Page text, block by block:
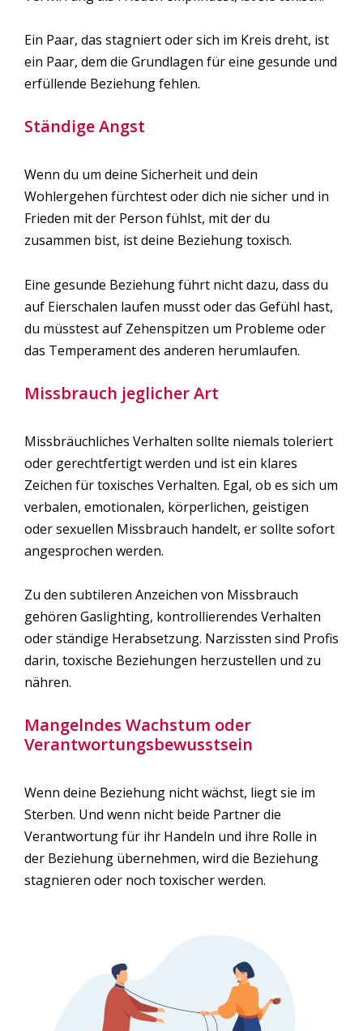
Ein Paar, das stagniert oder sich im Kreis dreht, ist
ein Paar, dem die Grundlagen für eine gesunde und
erfüllende Beziehung fehlen.
Ständige Angst
Wenn du um deine Sicherheit und dein
Wohlergehen fürchtest oder dich nie sicher und in
Frieden mit der Person fühlst, mit der du
zusammen bist, ist deine Beziehung toxisch.
Eine gesunde Beziehung führt nicht dazu, dass du
auf Eierschalen laufen musst oder das Gefühl hast,
du müsstest auf Zehenspitzen um Probleme oder
das Temperament des anderen herumlaufen.
Missbrauch jeglicher Art
Missbräuchliches Verhalten sollte niemals toleriert
oder gerechtfertigt werden und ist ein klares
Zeichen für toxisches Verhalten. Egal, ob es sich um
verbalen, emotionalen, körperlichen, geistigen
oder sexuellen Missbrauch handelt, er sollte sofort
angesprochen werden.
Zu den subtileren Anzeichen von Missbrauch
gehören Gaslighting, kontrollierendes Verhalten
oder ständige Herabsetzung. Narzissten sind Profis
darin, toxische Beziehungen herzustellen und zu
nähren.
Mangelndes Wachstum oder
Verantwortungsbewusstsein
Wenn deine Beziehung nicht wächst, liegt sie im
Sterben. Und wenn nicht beide Partner die
Verantwortung für ihr Handeln und ihre Rolle in
der Beziehung übernehmen, wird die Beziehung
stagnieren oder noch toxischer werden.